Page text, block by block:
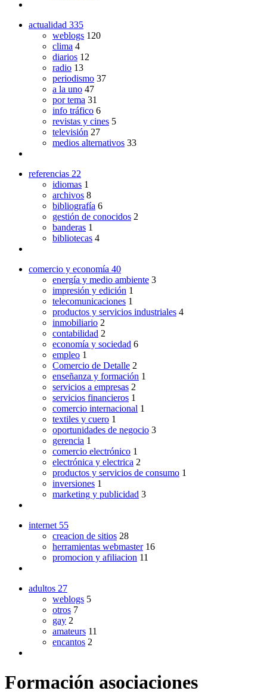
actualidad 335
weblogs 120
clima 4
diarios 12
radio 13
periodismo 37
a la uno 47
por tema 31
info tráfico 6
revistas y cines 5
televisión 27
medios alternativos 33
referencias 22
idiomas 1
archivos 8
bibliografía 6
gestión de conocidos 2
banderas 1
bibliotecas 4
comercio y economía 40
energía y medio ambiente 3
impresión y edición 1
telecomunicaciones 1
productos y servicios industriales 4
inmobiliario 2
contabilidad 2
economía y sociedad 6
empleo 1
Comercio de Detalle 2
enseñanza y formación 1
servicios a empresas 2
servicios financieros 1
comercio internacional 1
textiles y cuero 1
oportunidades de negocio 3
gerencia 1
comercio electrónico 1
electrónica y electrica 2
productos y servicios de consumo 1
inversiones 1
marketing y publicidad 3
internet 55
creacion de sitios 28
herramientas webmaster 16
promocion y afiliacion 11
adultos 27
weblogs 5
otros 7
gay 2
amateurs 11
encantos 2
Formación asociaciones